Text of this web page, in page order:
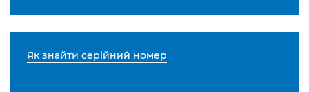
Як знайти серійний номер